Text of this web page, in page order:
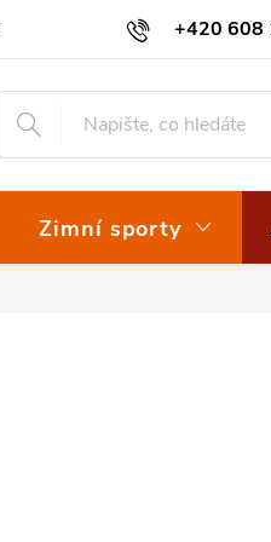
+420 608
Osvědčení EKO-KOM
Zimní sporty